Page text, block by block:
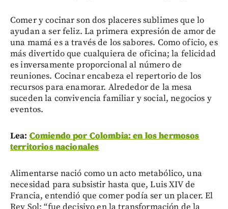
Comer y cocinar son dos placeres sublimes que lo
ayudan a ser feliz. La primera expresión de amor de
una mamá es a través de los sabores. Como oficio, es
más divertido que cualquiera de oficina; la felicidad
es inversamente proporcional al número de
reuniones. Cocinar encabeza el repertorio de los
recursos para enamorar. Alrededor de la mesa
suceden la convivencia familiar y social, negocios y
eventos.
Lea: Comiendo por Colombia: en los hermosos
territorios nacionales
Alimentarse nació como un acto metabólico, una
necesidad para subsistir hasta que, Luis XIV de
Francia, entendió que comer podía ser un placer. El